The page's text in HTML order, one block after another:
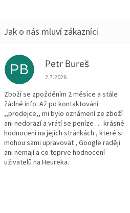
PB Petr Bureš
Hodnocení obchodu je 1 z 5
2.7.2026
Zboží se zpožděním 2 měsíce a stále
žádné info. Až po kontaktování
,,prodejce,, mi bylo oznámení ze zboží
ani nedorazí a vrátí se peníze … krásné
hodnocení na jejich stránkách , které si
mohou sami upravovat , Google raději
ani nemají a co teprve hodnocení
uživatelů na Heureka.